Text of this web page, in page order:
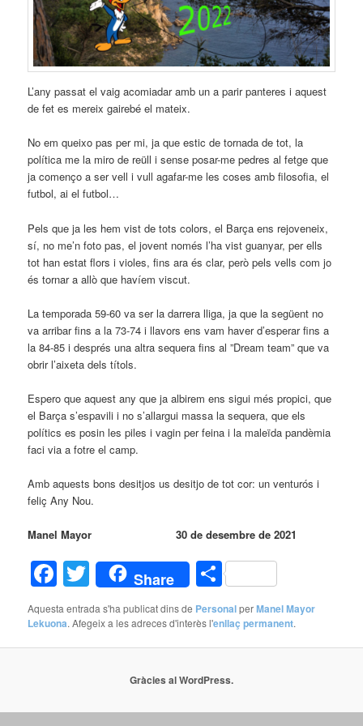
L’any passat el vaig acomiadar amb un a parir panteres i aquest
de fet es mereix gairebé el mateix.
No em queixo pas per mi, ja que estic de tornada de tot, la
política me la miro de reüll i sense posar-me pedres al fetge que
ja començo a ser vell i vull agafar-me les coses amb filosofia, el
futbol, ai el futbol…
Pels que ja les hem vist de tots colors, el Barça ens rejoveneix,
sí, no me’n foto pas, el jovent només l’ha vist guanyar, per ells
tot han estat flors i violes, fins ara és clar, però pels vells com jo
és tornar a allò que havíem viscut.
La temporada 59-60 va ser la darrera lliga, ja que la següent no
va arribar fins a la 73-74 i llavors ens vam haver d’esperar fins a
la 84-85 i després una altra sequera fins al ”Dream team” que va
obrir l’aixeta dels títols.
Espero que aquest any que ja albirem ens sigui més propici, que
el Barça s’espavili i no s’allargui massa la sequera, que els
polítics es posin les piles i vagin per feina i la maleïda pandèmia
faci via a fotre el camp.
Amb aquests bons desitjos us desitjo de tot cor: un venturós i
feliç Any Nou.
Manel Mayor 30 de desembre de 2021
Facebook
Twitter
Share Comparteix
Aquesta entrada s'ha publicat dins de PersonalperManel Mayor
Lekuona. Afegeix a les adreces d'interès l'enllaç permanent.
Gràcies al WordPress.